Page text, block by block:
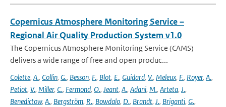
Copernicus Atmosphere Monitoring Service –
Regional Air Quality Production System v1.0
The Copernicus Atmosphere Monitoring Service (CAMS)
delivers a wide range of free and open produc...
Colette, A., Collin, G., Besson, F., Blot, E., Guidard, V., Meleux, F., Royer, A.,
Petiot, V., Miller, C., Fermond, O., Jeant, A., Adani, M., Arteta, J.,
Benedictow, A., Bergström, R., Bowdalo, D., Brandt, J., Briganti, G.,